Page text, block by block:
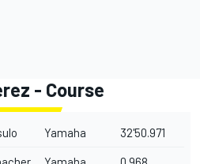
- Course
Yamaha 32'50.971